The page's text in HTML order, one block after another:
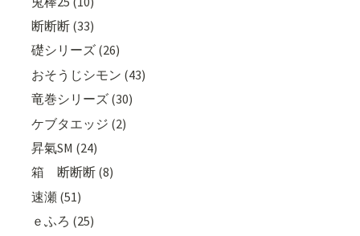
断断断 (33)
礎シリーズ (26)
おそうじシモン (43)
竜巻シリーズ (30)
ケブタエッジ (2)
昇氣SM (24)
箱 断断断 (8)
速瀬 (51)
ｅふろ (25)